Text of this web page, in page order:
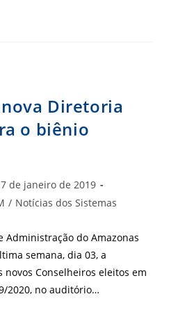
nova Diretoria
o biênio
7 de janeiro de 2019
/ Notícias dos Sistemas
Administração do Amazonas
semana, dia 03, a
novos Conselheiros eleitos em
2020, no auditório…